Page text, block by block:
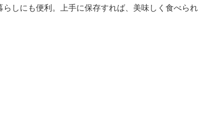
しにも便利。上手に保存すれば、美味しく食べられ